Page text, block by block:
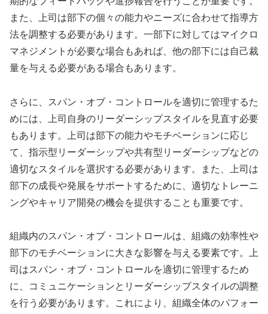
また、上司は部下の個々の能力やニーズに合わせて指導方
法を調整する必要があります。一部下に対してはマイクロ
マネジメントが必要な場合もあれば、他の部下には自己裁
量を与える必要がある場合もあります。
さらに、スパン・オブ・コントロールを適切に管理するた
めには、上司自身のリーダーシップスタイルを見直す必要
もあります。上司は部下の能力やモチベーションに応じ
て、指示型リーダーシップや共有型リーダーシップなどの
適切なスタイルを選択する必要があります。また、上司は
部下の成長や発展をサポートするために、適切なトレーニ
ングやキャリア開発の機会を提供することも重要です。
組織内のスパン・オブ・コントロールは、組織の効率性や
部下のモチベーションに大きな影響を与える要素です。上
司はスパン・オブ・コントロールを適切に管理するため
に、コミュニケーションとリーダーシップスタイルの調整
を行う必要があります。これにより、組織全体のパフォー